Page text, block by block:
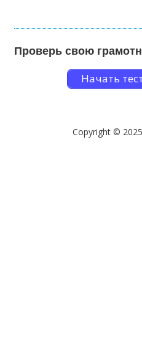
Проверь свою
Начать
Copyright © 2025